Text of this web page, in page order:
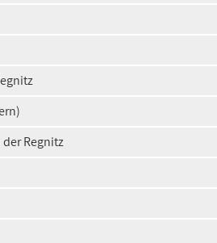
Regnitz